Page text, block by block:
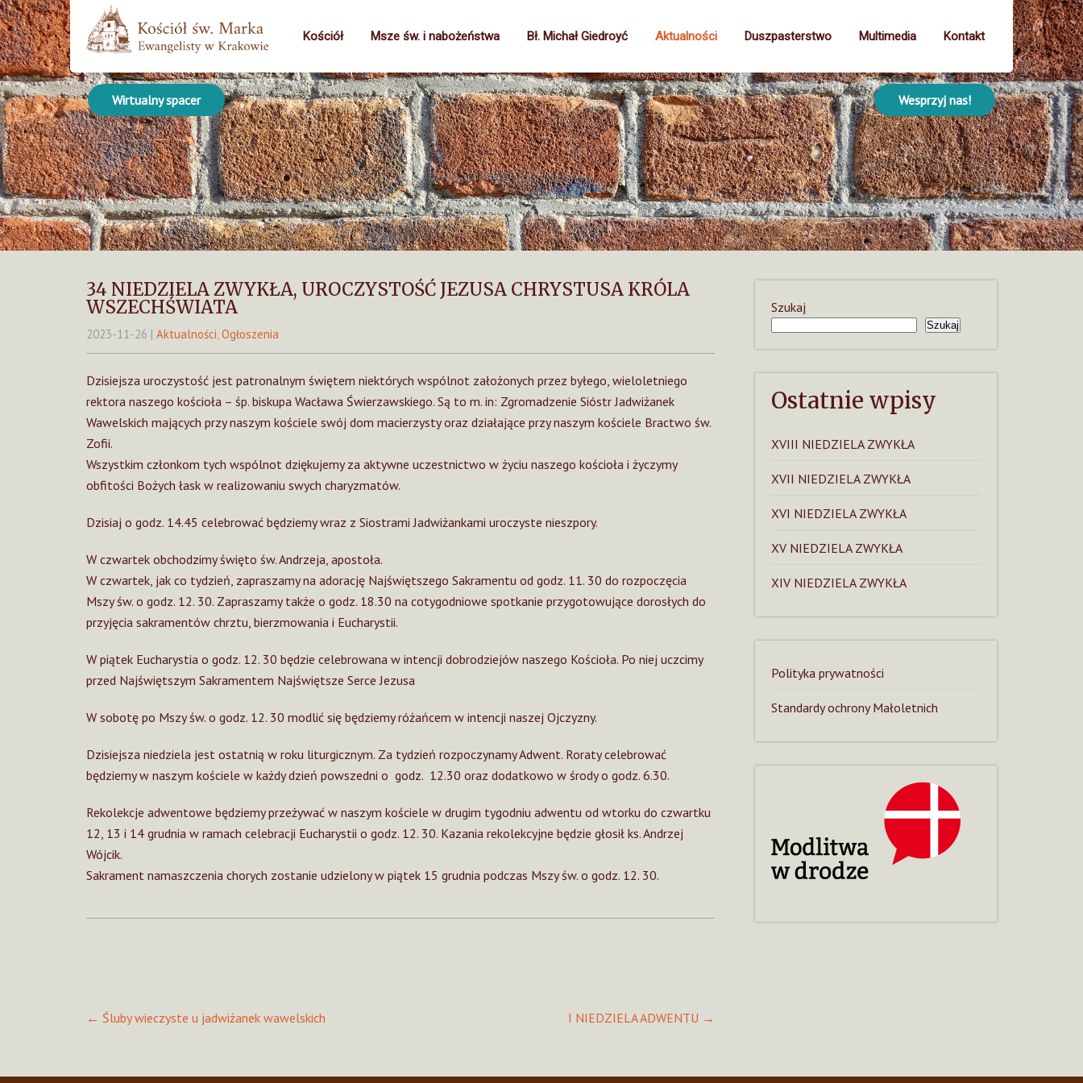
Wirtualny spacer Wesprzyj nas!
Kościół Msze św. i nabożeństwa Bł. Michał Giedroyć Aktualności Duszpasterstwo Multimedia Kontakt
34 NIEDZIELA ZWYKŁA, UROCZYSTOŚĆ JEZUSA CHRYSTUSA KRÓLA
WSZECHŚWIATA
2023-11-26 | Aktualności,Ogłoszenia
Dzisiejsza uroczystość jest patronalnym świętem niektórych wspólnot założonych przez byłego, wieloletniego
rektora naszego kościoła – śp. biskupa Wacława Świerzawskiego. Są to m. in: Zgromadzenie Sióstr Jadwiżanek
Wawelskich mających przy naszym kościele swój dom macierzysty oraz działające przy naszym kościele Bractwo św.
Zofii.
Wszystkim członkom tych wspólnot dziękujemy za aktywne uczestnictwo w życiu naszego kościoła i życzymy
obfitości Bożych łask w realizowaniu swych charyzmatów.
Dzisiaj o godz. 14.45 celebrować będziemy wraz z Siostrami Jadwiżankami uroczyste nieszpory.
W czwartek obchodzimy święto św. Andrzeja, apostoła.
W czwartek, jak co tydzień, zapraszamy na adorację Najświętszego Sakramentu od godz. 11. 30 do rozpoczęcia
Mszy św. o godz. 12. 30. Zapraszamy także o godz. 18.30 na cotygodniowe spotkanie przygotowujące dorosłych do
przyjęcia sakramentów chrztu, bierzmowania i Eucharystii.
W piątek Eucharystia o godz. 12. 30 będzie celebrowana w intencji dobrodziejów naszego Kościoła. Po niej uczcimy
przed Najświętszym Sakramentem Najświętsze Serce Jezusa
W sobotę po Mszy św. o godz. 12. 30 modlić się będziemy różańcem w intencji naszej Ojczyzny.
Dzisiejsza niedziela jest ostatnią w roku liturgicznym. Za tydzień rozpoczynamy Adwent. Roraty celebrować
będziemy w naszym kościele w każdy dzień powszedni o godz. 12.30 oraz dodatkowo w środy o godz. 6.30.
Rekolekcje adwentowe będziemy przeżywać w naszym kościele w drugim tygodniu adwentu od wtorku do czwartku
12, 13 i 14 grudnia w ramach celebracji Eucharystii o godz. 12. 30. Kazania rekolekcyjne będzie głosił ks. Andrzej
Wójcik.
Sakrament namaszczenia chorych zostanie udzielony w piątek 15 grudnia podczas Mszy św. o godz. 12. 30.
Post
navigation
← Śluby wieczyste u jadwiżanek wawelskich I NIEDZIELA ADWENTU →
Szukaj
Szukaj
Ostatnie wpisy
XVIII NIEDZIELA ZWYKŁA
XVII NIEDZIELA ZWYKŁA
XVI NIEDZIELA ZWYKŁA
XV NIEDZIELA ZWYKŁA
XIV NIEDZIELA ZWYKŁA
Polityka prywatności
Standardy ochrony Małoletnich